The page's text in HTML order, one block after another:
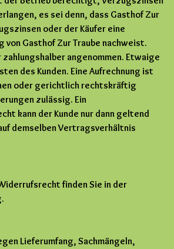
es sei denn, dass Gasthof Zur
oder der Käufer eine
von Gasthof Zur Traube nachweist.
angenommen. Etwaige
des Kunden. Eine Aufrechnung ist
oder gerichtlich rechtskräftig
zulässig. Ein
kann der Kunde nur dann geltend
demselben Vertragsverhältnis
finden Sie in der
Lieferumfang, Sachmängeln,